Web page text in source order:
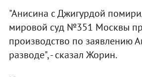
"Анисина с Джигурдой
мировой суд №351 Москвы
производство по заявлению
разводе", - сказал Жорин.